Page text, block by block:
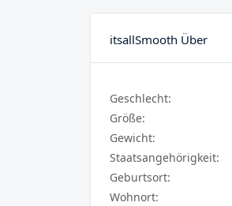
itsallSmooth Über
Geschlecht:
Größe:
Gewicht:
Staatsangehörigkeit:
Geburtsort:
Wohnort: